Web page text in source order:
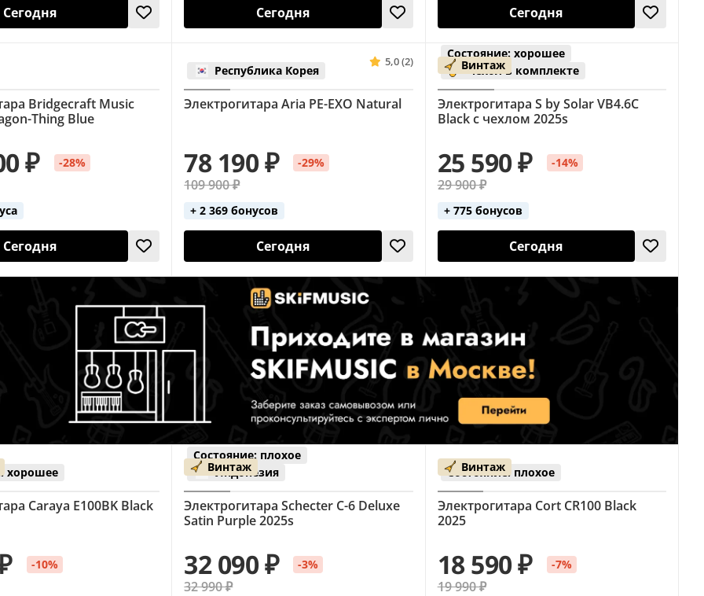
Сегодня Сегодня Сегодня
Bridgecraft Music
Thing Blue
₽ -28%
Сегодня
5,0 (2)
Электрогитара Aria PE-EXO Natural
Республика Корея
78 190 ₽ -29%
109 900 ₽
+ 2 369 бонусов
Сегодня
Винтаж
Электрогитара S by Solar VB4.6C
Black с чехлом 2025s
Состояние: хорошее
чехол в комплекте
25 590 ₽ -14%
29 900 ₽
+ 775 бонусов
Сегодня
Caraya E100BK Black
хорошее
-10%
Винтаж
Электрогитара Schecter C-6 Deluxe
Satin Purple 2025s
Состояние: плохое
Индонезия
32 090 ₽ -3%
32 990 ₽
Винтаж
Электрогитара Cort CR100 Black
2025
Состояние: плохое
18 590 ₽ -7%
19 990 ₽